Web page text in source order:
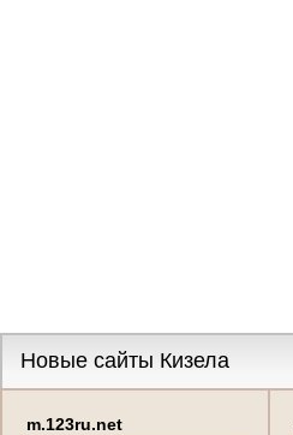
Новые сайты Кизела
m.123ru.net